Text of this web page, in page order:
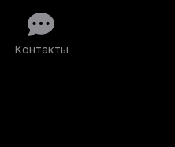
Контакты